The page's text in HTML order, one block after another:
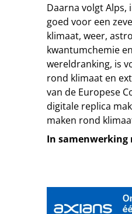
Daarna volgt Alps,
goed voor een
klimaat, weer,
kwantumchemie
wereldranking, is
rond klimaat en
van de Europese
digitale replica
maken rond
In samenwerking